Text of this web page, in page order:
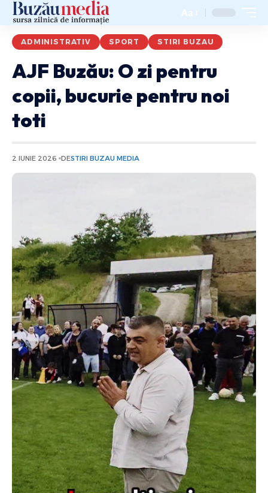
Aa
ADMINISTRATIV SPORT STIRI BUZAU
AJF Buzău: O zi pentru
copii, bucurie pentru noi
toti
2 IUNIE 2026 DESTIRI BUZAU MEDIA